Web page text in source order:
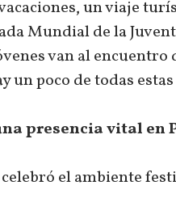
un viaje
Mundial de la
van al
un poco de todas estas
presencia vital en
el ambiente